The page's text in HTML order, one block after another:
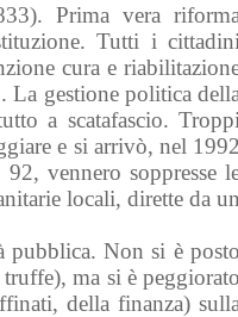
Prima vera riforma
Tutti i cittadini
cura e
La gestione politica della
a scatafascio. Troppi
e si arrivò, nel 1992
vennero soppresse
locali, dirette da un
pubblica. Non si è posto
ma si è peggiorato
della finanza) sulla